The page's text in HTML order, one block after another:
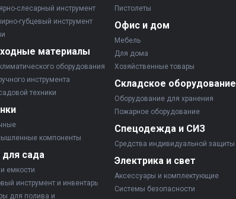
слесарный инструмент
губцевый инструмент
материалы
оборудования
инструмента
техники
компоненты
для сада
емкости
инструмент и инвентарь
для полива и
Пистолеты
Офис и дом
Мебель
Для дома
Хозяйственные товары
Складское оборудование
Оборудование для хранения
Пожарное оборудование
Спецодежда и СИЗ
Средства индивидуальной защиты
Электрика и свет
Аксессуары и комплектующие
Системы безопасности